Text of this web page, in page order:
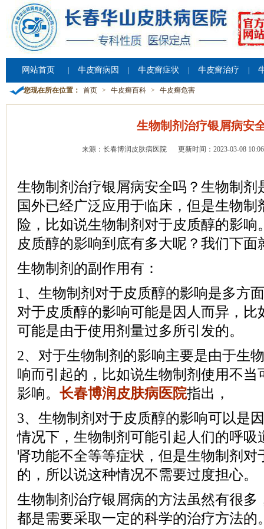
网站首页 牛皮癣病因 牛皮癣症状 牛皮癣治疗
您现在所在位置： 首页 > 牛皮癣百科 > 牛皮癣危害
生物制剂治疗银屑病安
来源：长春博润皮肤病医院 更新时间：2023-03-08
生物制剂治疗银屑病安全吗？生物制剂
国外已经广泛应用于临床，但是生物制
险，比如说生物制剂对于皮质醇的影响
皮质醇的影响到底有多大呢？我们下面
生物制剂的副作用有：
1、生物制剂对于皮质醇的影响是多方
对于皮质醇的影响可能是因人而异，比
可能是由于使用剂量过多所引发的。
2、对于生物制剂的影响主要是由于生
响而引起的，比如说生物制剂使用不当
影响。 长春博润皮肤病医院指出，
3、生物制剂对于皮质醇的影响可以是
情况下，生物制剂可能引起人们的呼吸
肾功能不全等等症状，但是生物制剂对
的，所以说这种情况不需要过度担心。
生物制剂治疗银屑病的方法虽然有很多
都是需要采取一定的科学的治疗方法的